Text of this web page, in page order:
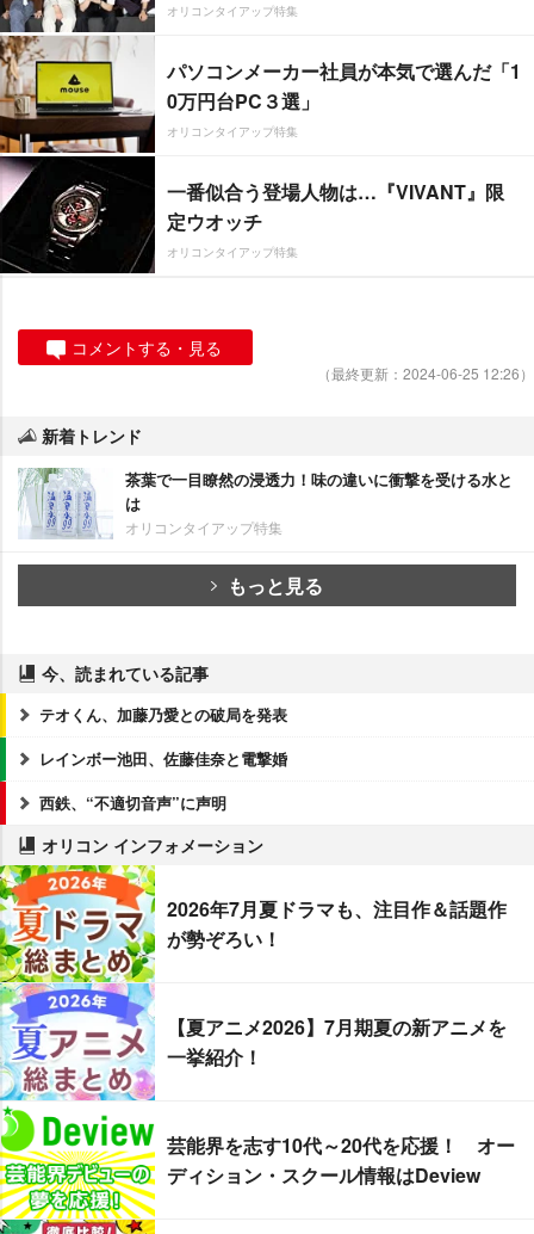
オリコンタイアップ特集
パソコンメーカー社員が本気で選んだ「1
0万円台PC３選」
オリコンタイアップ特集
一番似合う登場人物は…『VIVANT』限
定ウオッチ
オリコンタイアップ特集
コメントする・見る
（最終更新：2024-06-25 12:26）
新着トレンド
茶葉で一目瞭然の浸透力！味の違いに衝撃を受ける水と
は
オリコンタイアップ特集
もっと見る
今、読まれている記事
テオくん、加藤乃愛との破局を発表
レインボー池田、佐藤佳奈と電撃婚
西鉄、“不適切音声”に声明
オリコン インフォメーション
2026年7月夏ドラマも、注目作＆話題作
が勢ぞろい！
【夏アニメ2026】7月期夏の新アニメを
一挙紹介！
芸能界を志す10代～20代を応援！ オー
ディション・スクール情報はDeview